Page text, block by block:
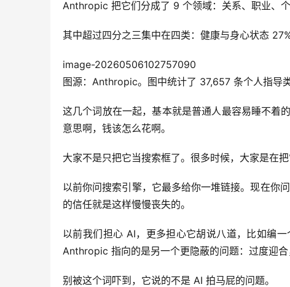
Anthropic 把它们分成了 9 个领域：关系、职业、
其中超过四分之三集中在四类：健康与身心状态
image-20260506102757090
图源：Anthropic。图中统计了 37,657 条个人指导
这几个词放在一起，基本就是普通人最容易睡不着
意思啊，钱该怎么花啊。
大家不是只把它当搜索框了。很多时候，大家是在
以前你问搜索引擎，它最多给你一堆链接。现在你
的信任就是这样慢慢丧失的。
以前我们担心 AI，更多担心它胡说八道，比如编
Anthropic 指向的是另一个更隐蔽的问题：过度迎合
别被这个词吓到，它说的不是 AI 拍马屁的问题。